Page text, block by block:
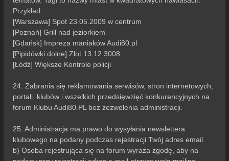
Przykład:
[Warszawa] Spot 23.05.2009 w centrum
[Poznań] Grill nad jeziorkiem
[Gdańsk] Impreza maniaków Audi80.pl
[Pipidówki dolne] Zlot 13.12.3008
[Łódź] Większe Kontrole policji
24. Zabrania się reklamowania serwisów, stron internetowych,
portali, klubów i wszelkich przedsięwzięć konkurencyjnych na
forum Klubu Audi80.PL bez zezwolenia administracji.
25. Administracja ma prawo do wysyłania newslettera
klubowego na podany podczas rejestracji Twój adres email.
b) Osoba rejestrująca się na forum wyraża zgodę, aby na